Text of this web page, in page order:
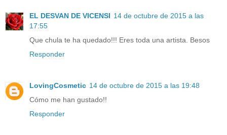
EL DESVAN DE VICENSI 14 de octubre de 2015 a las
17:55
Que chula te ha quedado!!! Eres toda una artista. Besos
Responder
LovingCosmetic 14 de octubre de 2015 a las 19:48
Cómo me han gustado!!
Responder